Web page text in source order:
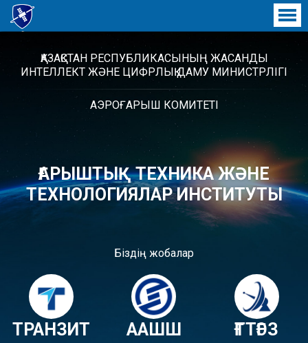
ҚАЗАҚСТАН РЕСПУБЛИКАСЫНЫҢ ЖАСАНДЫ
ИНТЕЛЛЕКТ ЖӘНЕ ЦИФРЛЫҚ ДАМУ МИНИСТРЛІГІ
АЭРОҒАРЫШ КОМИТЕТІ
ҒАРЫШТЫҚ ТЕХНИКА ЖӘНЕ
ТЕХНОЛОГИЯЛАР ИНСТИТУТЫ
Біздің жобалар
ТРАНЗИТ ААШШ ҒТТҒЭЗ